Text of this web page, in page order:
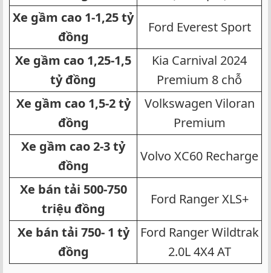
Xe gầm cao 1-1,25 tỷ
đồng
Ford Everest Sport​
Xe gầm cao 1,25-1,5
tỷ đồng
Kia Carnival 2024
Premium 8 chỗ​
Xe gầm cao 1,5-2 tỷ
đồng
Volkswagen Viloran
Premium​
Xe gầm cao 2-3 tỷ
đồng
Volvo XC60 Recharge​
Xe bán tải 500-750
triệu đồng
Ford Ranger XLS+​
Xe bán tải 750- 1 tỷ
đồng
Ford Ranger Wildtrak
2.0L 4X4 AT​